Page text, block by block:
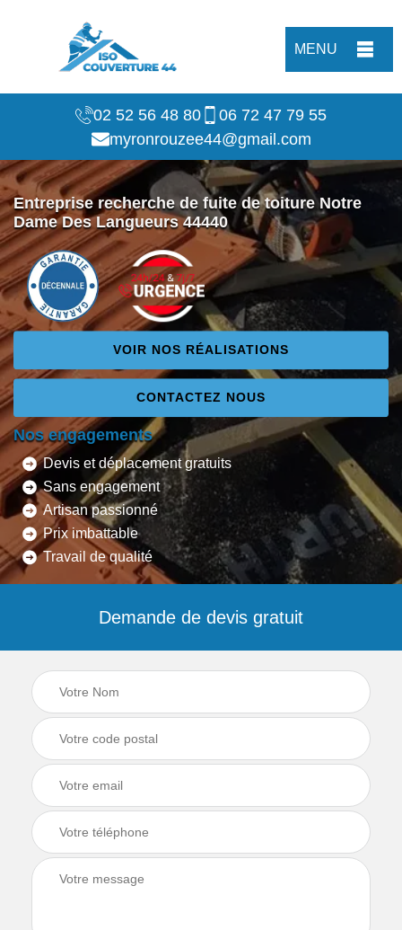
MENU
02 52 56 48 80
06 72 47 79 55
myronrouzee44@gmail.com
Entreprise recherche de fuite de toiture Notre
Dame Des Langueurs 44440
VOIR NOS RÉALISATIONS
CONTACTEZ NOUS
Nos engagements
Devis et déplacement gratuits
Sans engagement
Artisan passionné
Prix imbattable
Travail de qualité
Demande de devis gratuit